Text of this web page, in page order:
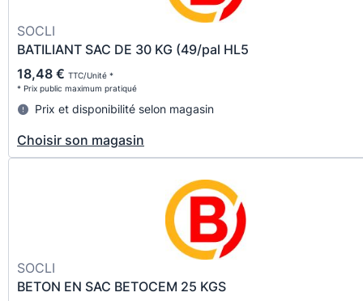
SOCLI
BATILIANT SAC DE 30 KG (49/pal HL5
18,48 € TTC/Unité *
* Prix public maximum pratiqué
Prix et disponibilité selon magasin
Choisir son magasin
SOCLI
BETON EN SAC BETOCEM 25 KGS